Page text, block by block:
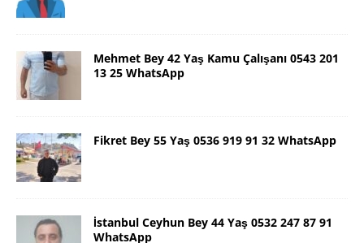
Mehmet Bey 42 Yaş Kamu Çalışanı 0543 201
13 25 WhatsApp
Fikret Bey 55 Yaş 0536 919 91 32 WhatsApp
İstanbul Ceyhun Bey 44 Yaş 0532 247 87 91
WhatsApp